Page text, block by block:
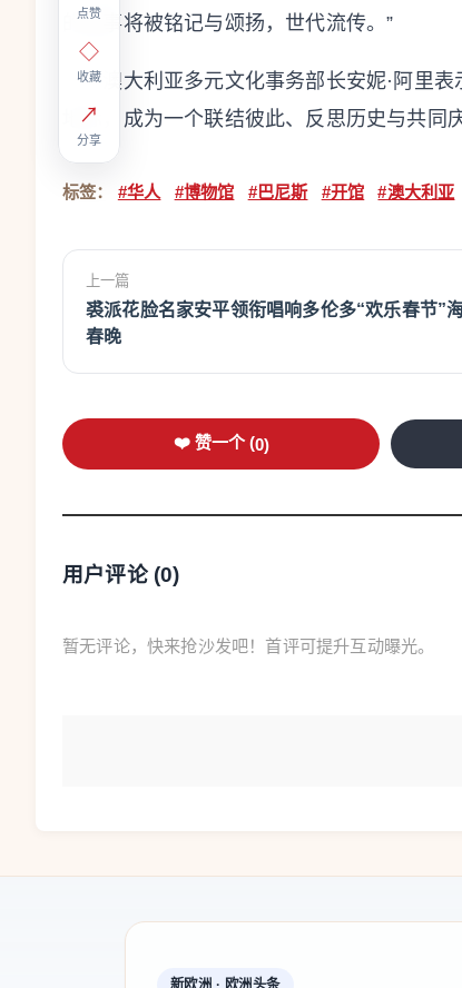
点赞
◇
收藏
↗
分享
的故事将被铭记与颂扬，世代流传。”
澳大利亚多元文化事务部长安妮·阿里表
地标，成为一个联结彼此、反思历史与共同
标签： #华人 #博物馆 #巴尼斯 #开馆 #澳大利亚
上一篇
裘派花脸名家安平领衔唱响多伦多“欢乐春节”
春晚
❤️ 赞一个 (0)
用户评论 (0)
暂无评论，快来抢沙发吧！首评可提升互动曝光。
新欧洲 · 欧洲头条